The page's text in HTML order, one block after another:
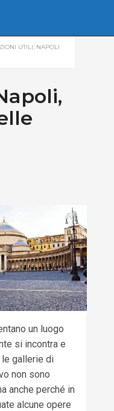
UTILI, NAPOLI
un luogo
si incontra e
gallerie di
non sono
anche perché in
alcune opere